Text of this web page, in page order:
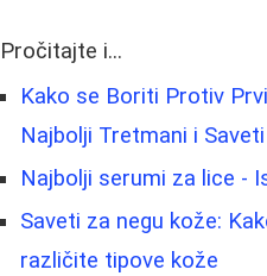
Pročitajte i...
Kako se Boriti Protiv
Najbolji Tretmani i Saveti
Najbolji serumi za lice -
Saveti za negu kože:
različite tipove kože